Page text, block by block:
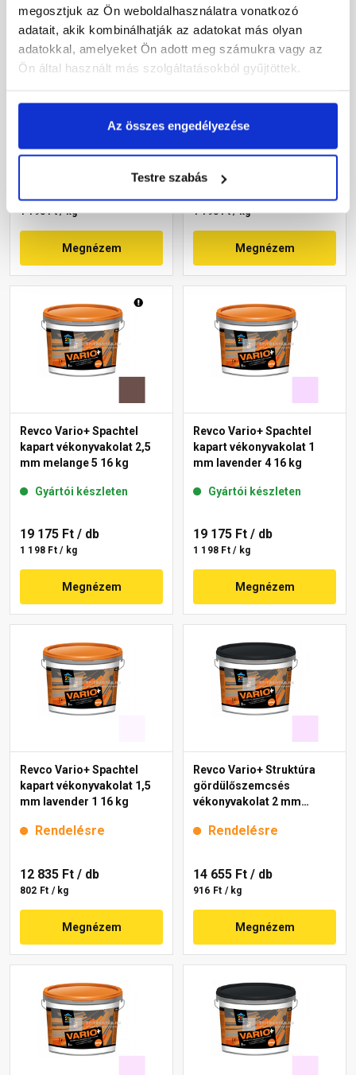
megosztjuk az Ön weboldalhasználatra vonatkozó
adatait, akik kombinálhatják az adatokat más olyan
adatokkal, amelyeket Ön adott meg számukra vagy az
Ön által használt más szolgáltatásokból gyűjtöttek.
Az összes engedélyezése
Testre szabás
kapart vékonyvakolat 1,5
mm magnolia 5 16 kg
Rendelésre
19 175 Ft/ db
1 198 Ft / kg
Megnézem
kapart vékonyvakolat 1,5
mm lavender 4 16 kg
Rendelésre
19 175 Ft/ db
1 198 Ft / kg
Megnézem
Revco Vario+ Spachtel
kapart vékonyvakolat 2,5
mm melange 5 16 kg
Gyártói készleten
19 175 Ft / db
1 198 Ft / kg
Megnézem
Revco Vario+ Spachtel
kapart vékonyvakolat 1
mm lavender 4 16 kg
Gyártói készleten
19 175 Ft / db
1 198 Ft / kg
Megnézem
Revco Vario+ Spachtel
kapart vékonyvakolat 1,5
mm lavender 1 16 kg
Rendelésre
12 835 Ft / db
802 Ft / kg
Megnézem
Revco Vario+ Struktúra
gördülőszemcsés
vékonyvakolat 2 mm
Rendelésre
14 655 Ft / db
916 Ft / kg
Megnézem